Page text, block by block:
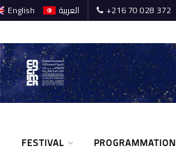
English العربية +216 70 028 372
FESTIVAL PROGRAMMATION